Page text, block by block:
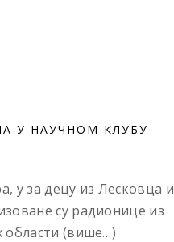
У НАУЧНОМ КЛУБУ
у за децу из Лесковца и
су радионице из
области (више…)